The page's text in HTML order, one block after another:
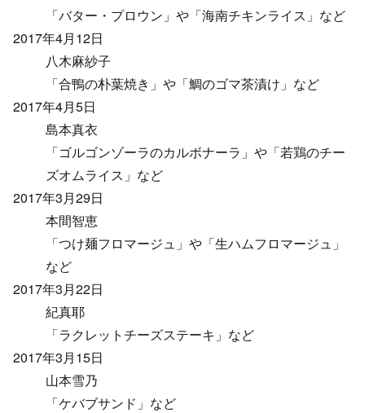
「バター・プロウン」や「海南チキンライス」など
2017年4月12日
八木麻紗子
「合鴨の朴葉焼き」や「鯛のゴマ茶漬け」など
2017年4月5日
島本真衣
「ゴルゴンゾーラのカルボナーラ」や「若鶏のチー
ズオムライス」など
2017年3月29日
本間智恵
「つけ麺フロマージュ」や「生ハムフロマージュ」
など
2017年3月22日
紀真耶
「ラクレットチーズステーキ」など
2017年3月15日
山本雪乃
「ケバブサンド」など